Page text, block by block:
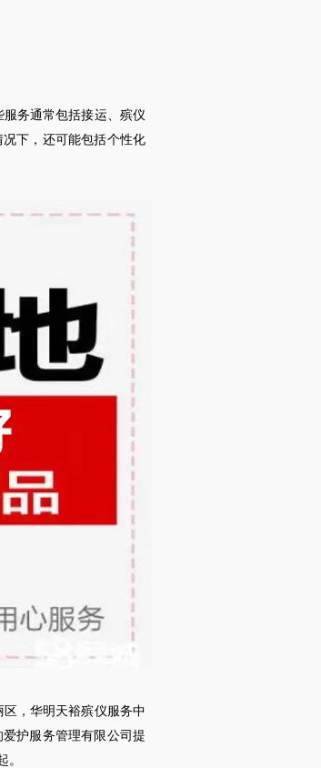
务通常包括接运、殡仪
下，还可能包括个性化
，华明天裕殡仪服务中
护服务管理有限公司提
。